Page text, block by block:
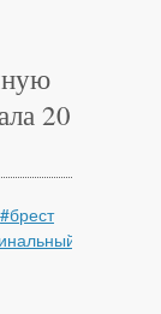
20
#брест